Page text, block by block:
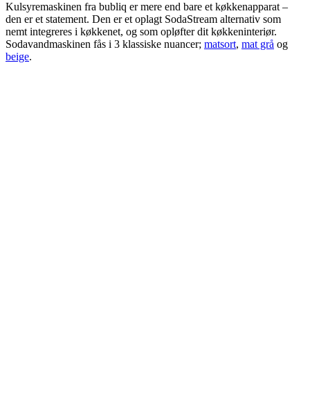
Kulsyremaskinen fra bubliq er mere end bare et køkkenapparat –
den er et statement. Den er et oplagt SodaStream alternativ som
nemt integreres i køkkenet, og som opløfter dit køkkeninteriør.
Sodavandmaskinen fås i 3 klassiske nuancer; matsort, mat grå og
beige.